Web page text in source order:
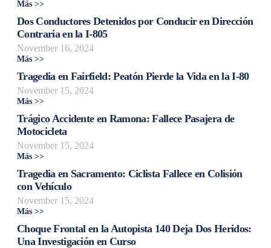
Más >>
Dos Conductores Detenidos por Conducir en Dirección
Contraria en la I-805
November 16, 2024
Más >>
Tragedia en Fairfield: Peatón Pierde la Vida en la I-80
November 15, 2024
Más >>
Trágico Accidente en Ramona: Fallece Pasajera de
Motocicleta
November 15, 2024
Más >>
Tragedia en Sacramento: Ciclista Fallece en Colisión
con Vehículo
November 15, 2024
Más >>
Choque Frontal en la Autopista 140 Deja Dos Heridos:
Una Investigación en Curso